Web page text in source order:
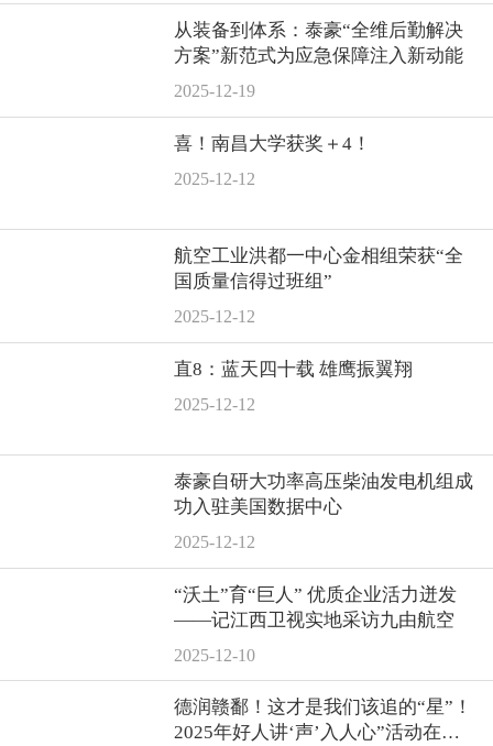
从装备到体系：泰豪“全维后勤解决
方案”新范式为应急保障注入新动能
2025-12-19
喜！南昌大学获奖＋4！
2025-12-12
航空工业洪都一中心金相组荣获“全
国质量信得过班组”
2025-12-12
直8：蓝天四十载 雄鹰振翼翔
2025-12-12
泰豪自研大功率高压柴油发电机组成
功入驻美国数据中心
2025-12-12
“沃土”育“巨人” 优质企业活力迸发
——记江西卫视实地采访九由航空
2025-12-10
德润赣鄱！这才是我们该追的“星”！
2025年好人讲‘声’入人心”活动在南